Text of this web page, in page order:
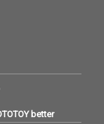
better